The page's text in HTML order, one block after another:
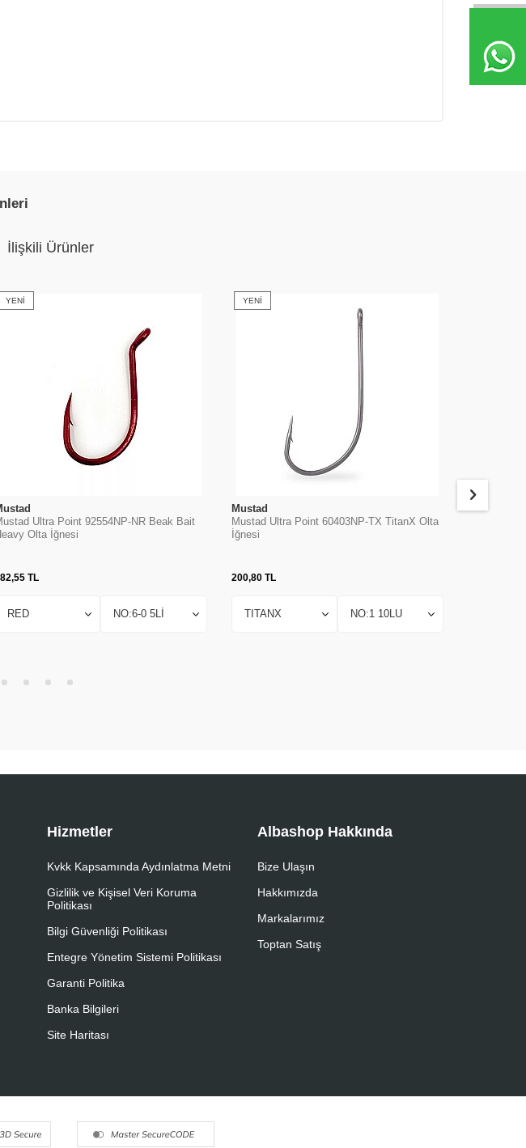
İlişkili Ürünler
YENI
Ultra Point 92554NP-NR Beak Bait
Olta İğnesi
TL
YENI
Mustad
Mustad Ultra Point 60403NP-TX TitanX Olta
İğnesi
200,80TL
Mustad
Hizmetler
Kvkk Kapsamında Aydınlatma Metni
Gizlilik ve Kişisel Veri Koruma
Politikası
Bilgi Güvenliği Politikası
Entegre Yönetim Sistemi Politikası
Garanti Politika
Banka Bilgileri
Site Haritası
Albashop Hakkında
Bize Ulaşın
Hakkımızda
Markalarımız
Toptan Satış